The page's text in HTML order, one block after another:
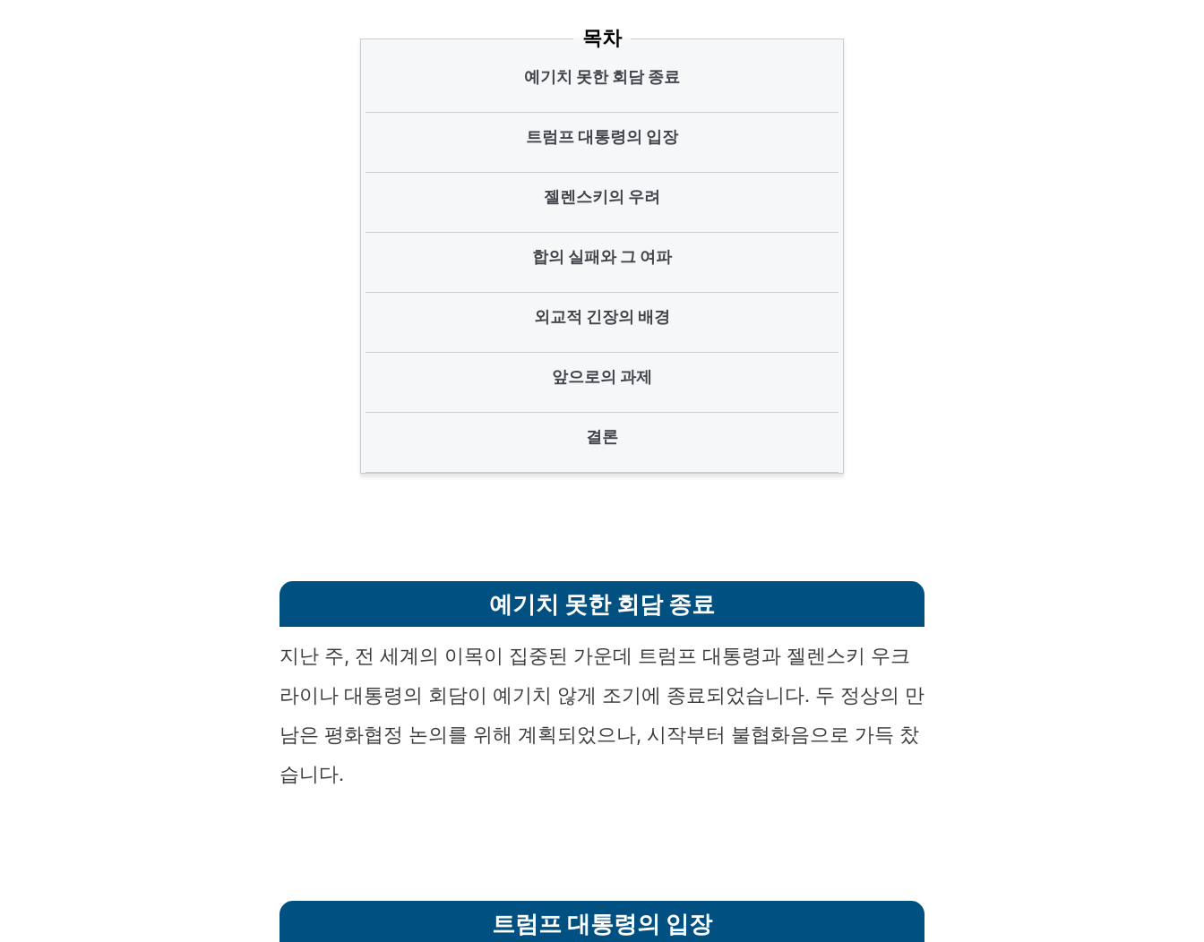
목차
예기치 못한 회담 종료
트럼프 대통령의 입장
젤렌스키의 우려
합의 실패와 그 여파
외교적 긴장의 배경
앞으로의 과제
결론
예기치 못한 회담 종료
지난 주, 전 세계의 이목이 집중된 가운데 트럼프 대통령과 젤렌스키 우크
라이나 대통령의 회담이 예기치 않게 조기에 종료되었습니다. 두 정상의 만
남은 평화협정 논의를 위해 계획되었으나, 시작부터 불협화음으로 가득 찼
습니다.
트럼프 대통령의 입장